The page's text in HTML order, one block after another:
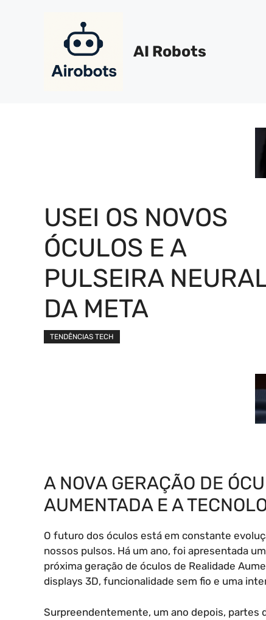
AI Robots
USEI OS NOVOS
ÓCULOS E A
PULSEIRA
DA META
TENDÊNCIAS TECH
A NOVA GERAÇÃO DE
AUMENTADA E A
O futuro dos óculos está em constante
nossos pulsos. Há um ano, foi apresentada
próxima geração de óculos de Realidade
displays 3D, funcionalidade sem fio e uma
Surpreendentemente, um ano depois, partes